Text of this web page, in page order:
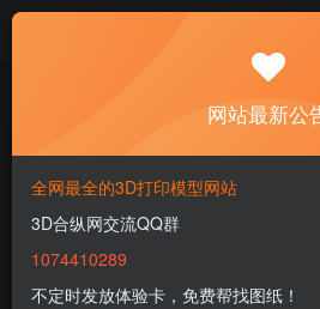
【恐怖系列】52.扭曲犀牛
Color
3dhezong
1年前更新
网站最新公
全网最全的3D打印模型网站
3D合纵网交流QQ群
1074410289
不定时发放体验卡，免费帮找图纸！